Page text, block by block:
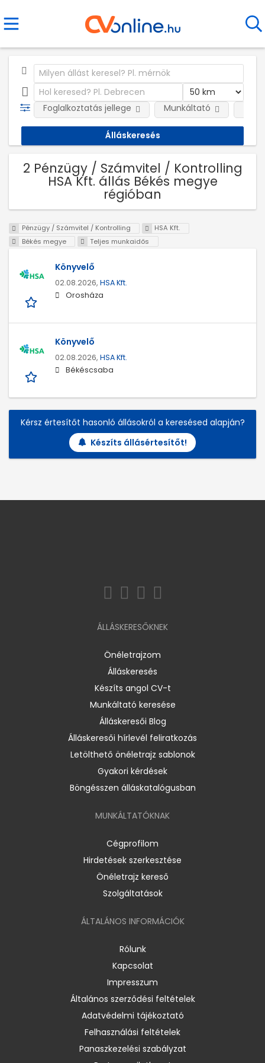
Foglalkoztatás jellege Munkáltató
2 Pénzügy / Számvitel / Kontrolling
HSA Kft. állás Békés megye
régióban
Pénzügy / Számvitel / Kontrolling
HSA Kft.
Békés megye
Teljes munkaidős
Könyvelő
02.08.2026, HSA Kft.
Orosháza
Könyvelő
02.08.2026, HSA Kft.
Békéscsaba
Kérsz értesítőt hasonló állásokról a keresésed alapján?
Készíts állásértesítőt!
ÁLLÁSKERESŐKNEK
Önéletrajzom
Álláskeresés
Készíts angol CV-t
Munkáltató keresése
Álláskeresői Blog
Álláskeresői hírlevél feliratkozás
Letölthető önéletrajz sablonok
Gyakori kérdések
Böngésszen álláskatalógusban
MUNKÁLTATÓKNAK
Cégprofilom
Hirdetések szerkesztése
Önéletrajz kereső
Szolgáltatások
ÁLTALÁNOS INFORMÁCIÓK
Rólunk
Kapcsolat
Impresszum
Általános szerződési feltételek
Adatvédelmi tájékoztató
Felhasználási feltételek
Panaszkezelési szabályzat